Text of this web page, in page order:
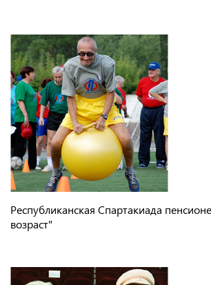
Республиканская Спартакиада
возраст"